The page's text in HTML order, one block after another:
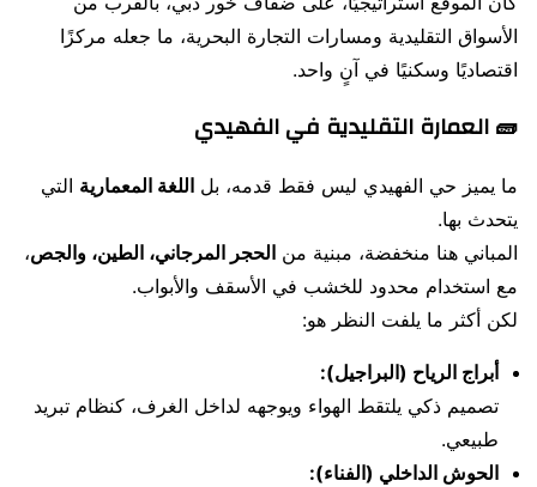
الأسواق التقليدية ومسارات التجارة البحرية، ما جعله مركزًا
اقتصاديًا وسكنيًا في آنٍ واحد.
🧱 العمارة التقليدية في الفهيدي
ما يميز حي الفهيدي ليس فقط قدمه، بل اللغة المعمارية التي
يتحدث بها.
المباني هنا منخفضة، مبنية من الحجر المرجاني، الطين، والجص،
مع استخدام محدود للخشب في الأسقف والأبواب.
لكن أكثر ما يلفت النظر هو:
أبراج الرياح (البراجيل):
تصميم ذكي يلتقط الهواء ويوجهه لداخل الغرف، كنظام تبريد
طبيعي.
الحوش الداخلي (الفناء):